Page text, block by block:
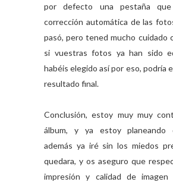
por defecto una pestaña
corrección automática de las
pasó, pero tened mucho cuidado
si vuestras fotos ya han sido
habéis elegido así por eso, podría
resultado final.
Conclusión, estoy muy muy
álbum, y ya estoy planeando
además ya iré sin los miedos
quedara, y os aseguro que
impresión y calidad de